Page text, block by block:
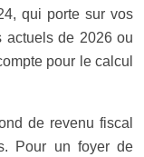
qui porte sur vos
actuels de 2026 ou
pour le calcul
de revenu fiscal
Pour un foyer de